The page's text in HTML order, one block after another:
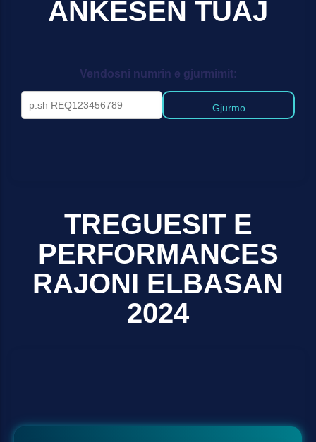
ANKESËN TUAJ
Vendosni numrin e gjurmimit:
Gjurmo
TREGUESIT E
PERFORMANCES
RAJONI ELBASAN
2024